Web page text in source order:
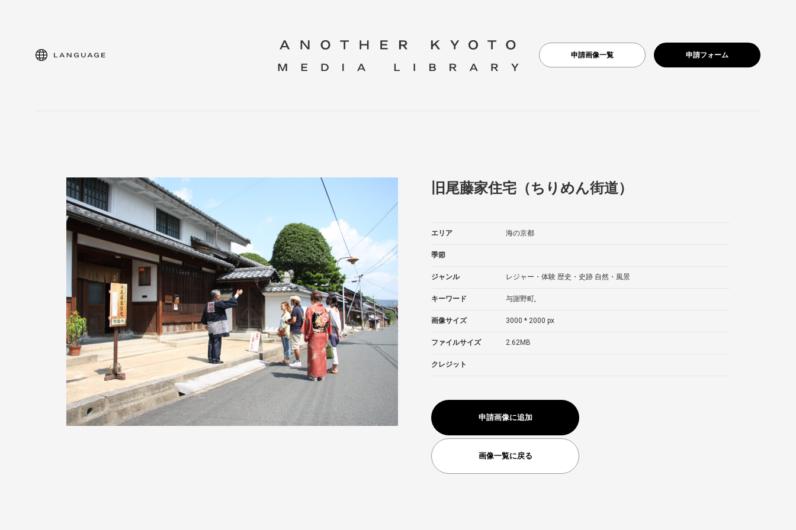
申請画像一覧 申請フォーム
旧尾藤家住宅（ちりめん街道）
エリア 海の京都
季節
ジャンル レジャー・体験 歴史・史跡 自然・風景
キーワード 与謝野町,
画像サイズ 3000 * 2000 px
ファイルサイズ 2.62MB
クレジット
申請画像に追加
画像一覧に戻る